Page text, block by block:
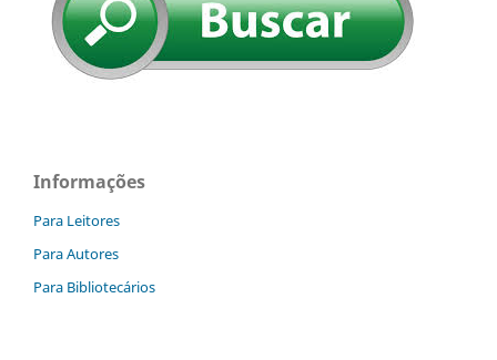
Informações
Para Leitores
Para Autores
Para Bibliotecários